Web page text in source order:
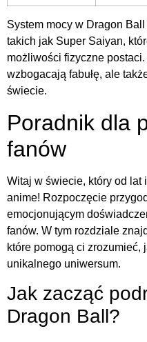
System mocy w Dragon
takich jak Super Saiyan,
możliwości fizyczne
wzbogacają fabułę, ale
świecie.
Poradnik dla
fanów
Witaj w świecie, który od lat
anime! Rozpoczęcie
emocjonującym
fanów. W tym rozdziale
które pomogą ci
unikalnego uniwersum.
Jak zacząć
Dragon Ball?